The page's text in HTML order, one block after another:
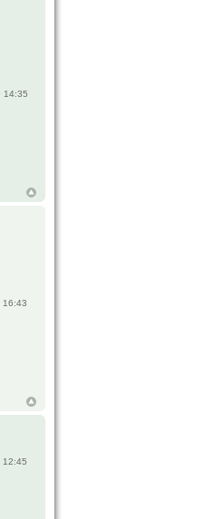
14:35
16:43
12:45